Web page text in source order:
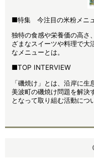
■特集 今注目の米粉メニ
独特の食感や栄養価の高さ
ざまなスイーツや料理で大
なメニューとは。
■TOP INTERVIEW
「磯焼け」とは、沿岸に生
美波町の磯焼け問題を解決
となって取り組む活動につ